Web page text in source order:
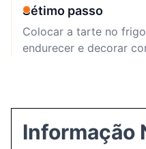
Sétimo passo
Colocar a tarte no
endurecer e decorar
Informação